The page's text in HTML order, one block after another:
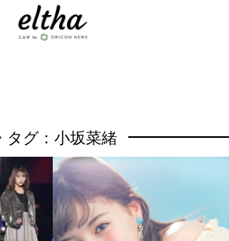
タグ：小坂菜緒